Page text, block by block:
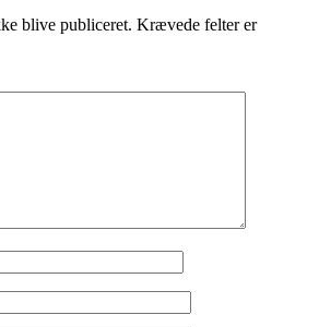
blive publiceret. Krævede felter er